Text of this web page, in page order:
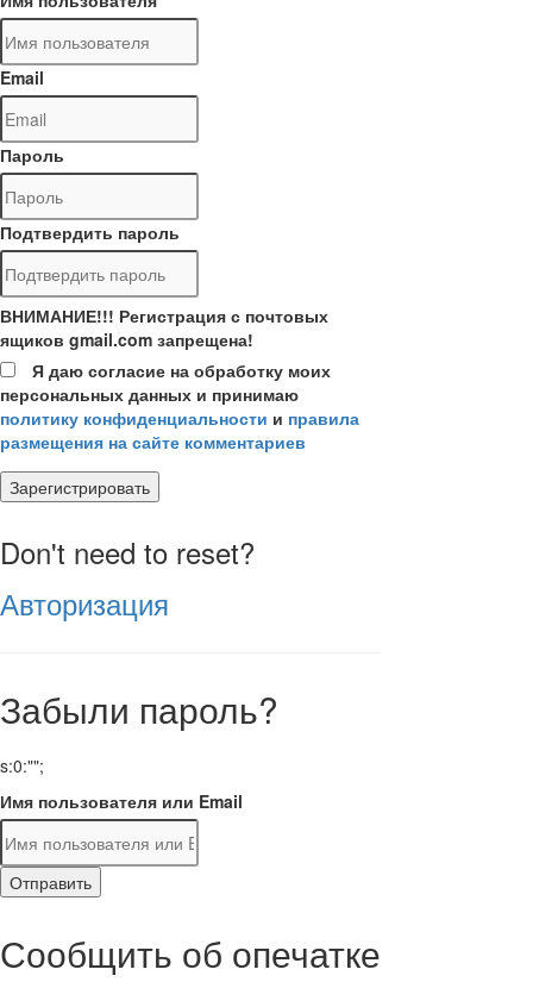
Email
Пароль
Подтвердить пароль
ВНИМАНИЕ!!! Регистрация с почтовых
ящиков gmail.com запрещена!
Я даю согласие на обработку моих
персональных данных и принимаю
политику конфиденциальности и правила
размещения на сайте комментариев
Зарегистрировать
Don't need to reset?
Авторизация
Забыли пароль?
s:0:"";
Имя пользователя или Email
Отправить
Сообщить об опечатке